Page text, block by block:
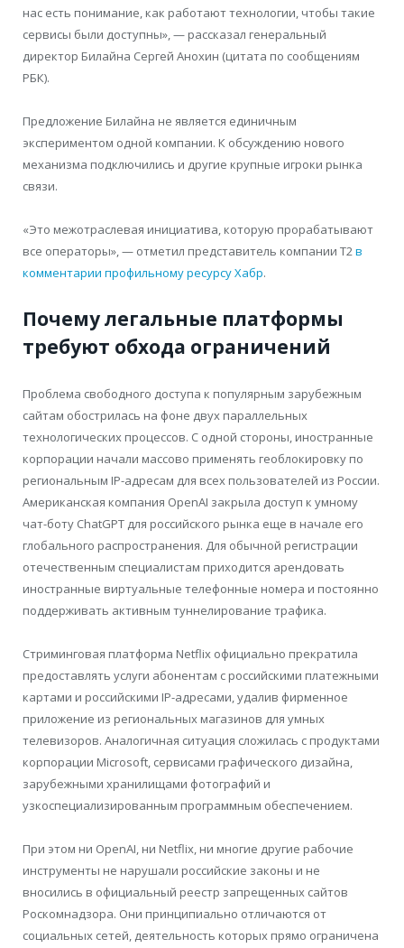
нас есть понимание, как работают технологии, чтобы такие
сервисы были доступны», — рассказал генеральный
директор Билайна Сергей Анохин (цитата по сообщениям
РБК).
Предложение Билайна не является единичным
экспериментом одной компании. К обсуждению нового
механизма подключились и другие крупные игроки рынка
связи.
«Это межотраслевая инициатива, которую прорабатывают
все операторы», — отметил представитель компании Т2в
комментарии профильному ресурсу Хабр.
Почему легальные платформы
требуют обхода ограничений
Проблема свободного доступа к популярным зарубежным
сайтам обострилась на фоне двух параллельных
технологических процессов. С одной стороны, иностранные
корпорации начали массово применять геоблокировку по
региональным IP-адресам для всех пользователей из России.
Американская компания OpenAI закрыла доступ к умному
чат-боту ChatGPT для российского рынка еще в начале его
глобального распространения. Для обычной регистрации
отечественным специалистам приходится арендовать
иностранные виртуальные телефонные номера и постоянно
поддерживать активным туннелирование трафика.
Стриминговая платформа Netflix официально прекратила
предоставлять услуги абонентам с российскими платежными
картами и российскими IP-адресами, удалив фирменное
приложение из региональных магазинов для умных
телевизоров. Аналогичная ситуация сложилась с продуктами
корпорации Microsoft, сервисами графического дизайна,
зарубежными хранилищами фотографий и
узкоспециализированным программным обеспечением.
При этом ни OpenAI, ни Netflix, ни многие другие рабочие
инструменты не нарушали российские законы и не
вносились в официальный реестр запрещенных сайтов
Роскомнадзора. Они принципиально отличаются от
социальных сетей, деятельность которых прямо ограничена